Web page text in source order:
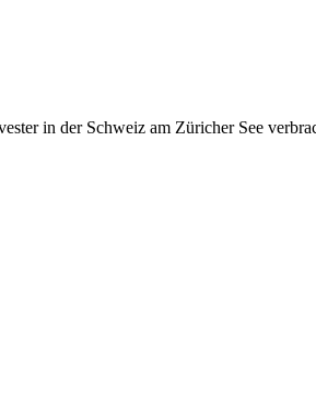
in der Schweiz am Züricher See